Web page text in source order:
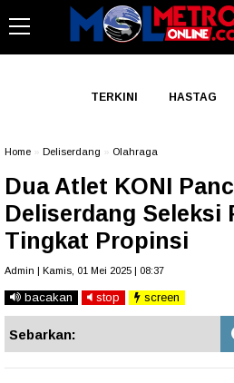
TERKINI HASTAG
Home Deliserdang Olahraga
Dua Atlet KONI
Deliserdang Seleksi
Tingkat Propinsi
Admin | Kamis, 01 Mei 2025 | 08:37
bacakan stop screen
Sebarkan: